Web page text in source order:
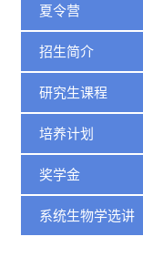
夏令营
招生简介
研究生课程
培养计划
奖学金
系统生物学选讲